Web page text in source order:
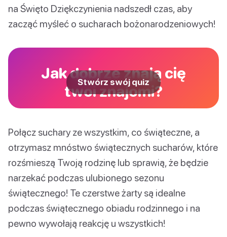
na Święto Dziękczynienia nadszedł czas, aby
zacząć myśleć o sucharach bożonarodzeniowych!
Jak dobrze znają cię
twoi znajomi?
Stwórz swój quiz
Połącz suchary ze wszystkim, co świąteczne, a
otrzymasz mnóstwo świątecznych sucharów, które
rozśmieszą Twoją rodzinę lub sprawią, że będzie
narzekać podczas ulubionego sezonu
świątecznego! Te czerstwe żarty są idealne
podczas świątecznego obiadu rodzinnego i na
pewno wywołają reakcję u wszystkich!